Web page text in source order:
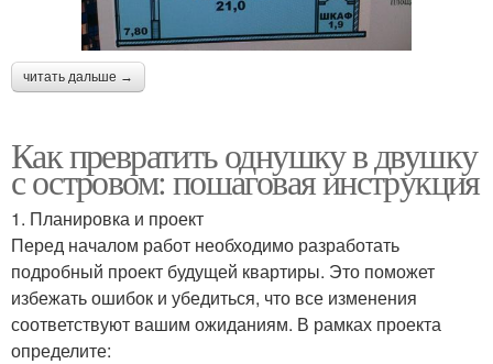
читать дальше →
Как превратить однушку в двушку
с островом: пошаговая инструкция
1. Планировка и проект
Перед началом работ необходимо разработать
подробный проект будущей квартиры. Это поможет
избежать ошибок и убедиться, что все изменения
соответствуют вашим ожиданиям. В рамках проекта
определите: